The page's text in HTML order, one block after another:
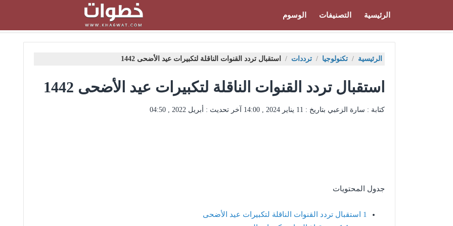
الرئيسية التصنيفات الوسوم
الرئيسية / تكنولوجيا / ترددات / استقبال تردد القنوات الناقلة لتكبيرات عيد الأضحى 1442
استقبال تردد القنوات الناقلة لتكبيرات عيد الأضحى 1442
كتابة : سارة الزعبي بتاريخ : 11 يناير 2024 , 14:00 آخر تحديث : أبريل 2022 , 04:50
جدول المحتويات
1 استقبال تردد القنوات الناقلة لتكبيرات عيد الأضحى